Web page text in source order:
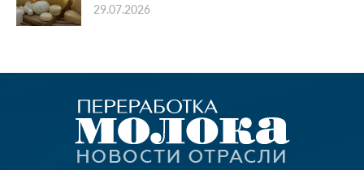
29.07.2026